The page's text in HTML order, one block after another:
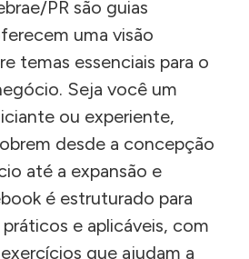
PR são guias
uma visão
temas essenciais para o
Seja você um
ou experiente,
desde a concepção
até a expansão e
é estruturado para
e aplicáveis, com
que ajudam a